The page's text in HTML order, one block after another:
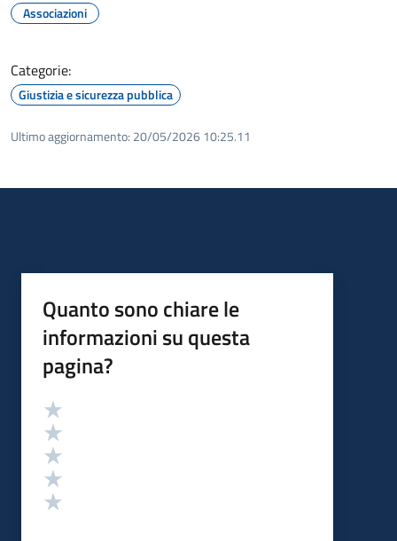
Associazioni
Categorie:
Giustizia e sicurezza pubblica
Ultimo aggiornamento: 20/05/2026 10:25.11
Quanto sono chiare le
informazioni su questa
pagina?
Valutazione